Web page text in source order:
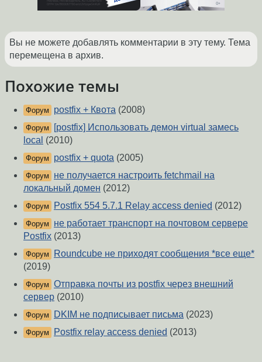
Вы не можете добавлять комментарии в эту тему. Тема
перемещена в архив.
Похожие темы
Форум postfix + Квота (2008)
Форум
[postfix] Использовать демон virtual замесь
local (2010)
Форум postfix + quota (2005)
Форум
не получается настроить fetchmail на
локальный домен (2012)
Форум Postfix 554 5.7.1 Relay access denied (2012)
Форум
не работает транспорт на почтовом сервере
Postfix (2013)
Форум
Roundcube не приходят сообщения *все еще*
(2019)
Форум Отправка почты из postfix через внешний
сервер (2010)
Форум DKIM не подписывает письма (2023)
Форум Postfix relay access denied (2013)